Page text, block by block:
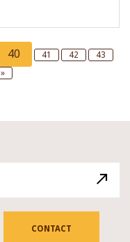
Current
page
40 Page
41 Page
42 Page
43
Last
»
CONTACT